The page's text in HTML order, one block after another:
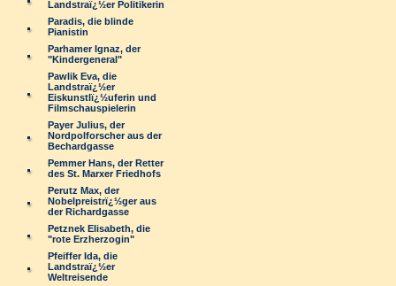
Landstraï¿½er Politikerin
Paradis, die blinde
Pianistin
Parhamer Ignaz, der
"Kindergeneral"
Pawlik Eva, die
Landstraï¿½er
Eiskunstlï¿½uferin und
Filmschauspielerin
Payer Julius, der
Nordpolforscher aus der
Bechardgasse
Pemmer Hans, der Retter
des St. Marxer Friedhofs
Perutz Max, der
Nobelpreistrï¿½ger aus
der Richardgasse
Petznek Elisabeth, die
"rote Erzherzogin"
Pfeiffer Ida, die
Landstraï¿½er
Weltreisende